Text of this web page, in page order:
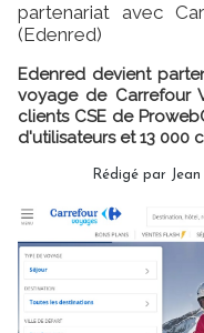
partenariat avec
(Edenred)
Edenred devient
voyage de Carrefour
clients CSE de
d'utilisateurs et 13 000
Rédigé par